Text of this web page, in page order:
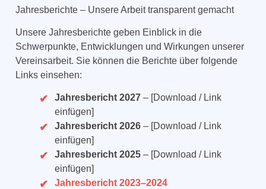
Jahresberichte – Unsere Arbeit transparent gemacht
Unsere Jahresberichte geben Einblick in die
Schwerpunkte, Entwicklungen und Wirkungen unserer
Vereinsarbeit. Sie können die Berichte über folgende
Links einsehen:
Jahresbericht 2027– [Download / Link
einfügen]
Jahresbericht 2026– [Download / Link
einfügen]
Jahresbericht 2025– [Download / Link
einfügen]
Jahresbericht 2023–2024